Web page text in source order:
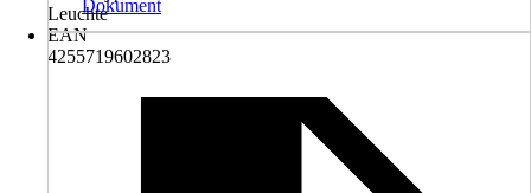
Leuchte
EAN
4255719602823
Dokument